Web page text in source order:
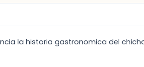
la historia gastronomica del